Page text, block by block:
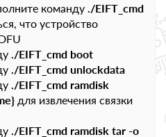
команду ./EIFT_cmd
что устройство
./EIFT_cmd boot
./EIFT_cmd unlockdata
./EIFT_cmd ramdisk
для извлечения связки
./EIFT_cmd ramdisk tar -o